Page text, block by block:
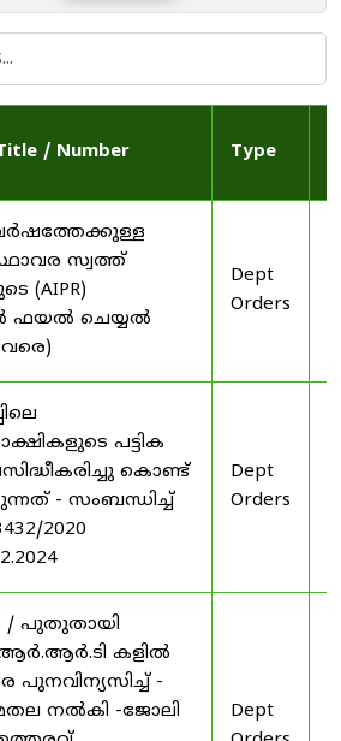
/ Number Type
വർഷത്തേക്കുള്ള
സ്വത്ത്
(AIPR)
ചെയ്യൽ
വരെ)
Dept
Orders
പട്ടിക
കൊണ്ട്
- സംബന്ധിച്ച്
2020
Dept
Orders
/ പുതുതായി
ആർ.ആർ.ടി കളിൽ
പുനവിന്യസിച്ച് -
നൽകി -ജോലി
Dept